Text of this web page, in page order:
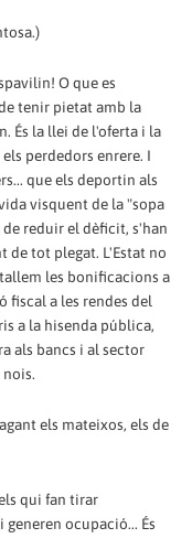
O que es
tenir pietat amb la
És la llei de l'oferta i la
perdedors enrere. I
que els deportin als
visquent de la "sopa
reduir el dèficit, s'han
de tot plegat. L'Estat no
les bonificacions a
fiscal a les rendes del
a la hisenda pública,
als bancs i al sector
els mateixos, els de
qui fan tirar
ocupació... És